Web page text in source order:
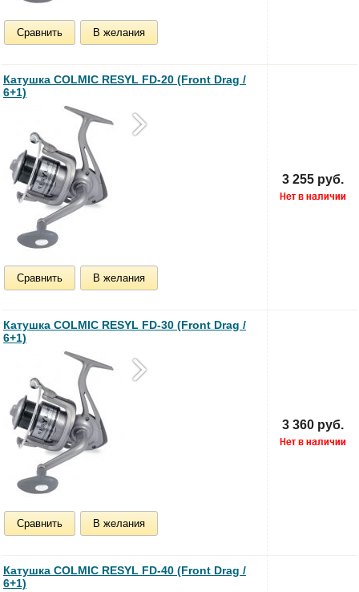
Сравнить В желания
Катушка COLMIC RESYL FD-20 (Front Drag /
6+1)
Сравнить В желания
3 255 руб.
Катушка COLMIC RESYL FD-30 (Front Drag /
6+1)
Сравнить В желания
3 360 руб.
Катушка COLMIC RESYL FD-40 (Front Drag /
6+1)